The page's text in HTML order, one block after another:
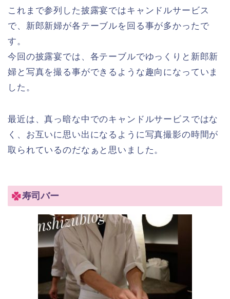
これまで参列した披露宴ではキャンドルサービス
で、新郎新婦が各テーブルを回る事が多かったで
す。
今回の披露宴では、各テーブルでゆっくりと新郎新
婦と写真を撮る事ができるような趣向になっていま
した。
最近は、真っ暗な中でのキャンドルサービスではな
く、お互いに思い出になるように写真撮影の時間が
取られているのだなぁと思いました。
寿司バー